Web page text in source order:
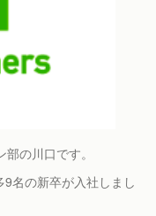
の川口です。
名の新卒が入社しまし